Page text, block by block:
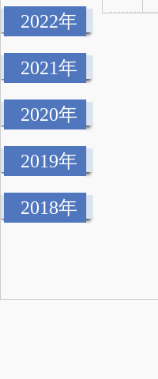
2022年
2021年
2020年
2019年
2018年